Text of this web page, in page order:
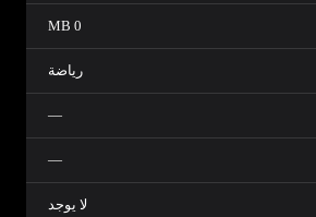
0 MB
رياضة
—
—
لا يوجد